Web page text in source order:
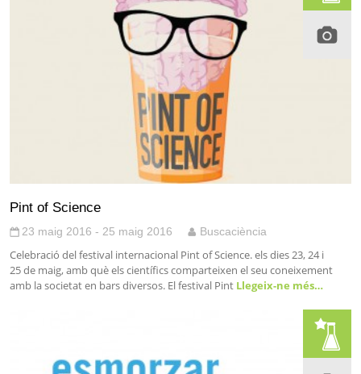
Pint of Science
23 maig 2016 - 25 maig 2016 Buscaciència
Celebració del festival internacional Pint of Science. els dies 23, 24 i
25 de maig, amb què els científics comparteixen el seu coneixement
amb la societat en bars diversos. El festival Pint Llegeix-ne més…